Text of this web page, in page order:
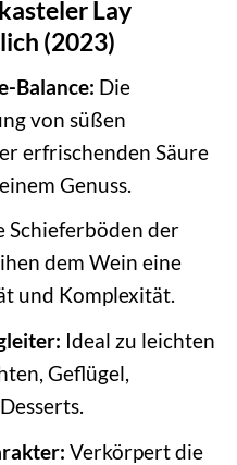
Lay
(2023)
Balance: Die
von süßen
erfrischenden Säure
Genuss.
Schieferböden der
dem Wein eine
und Komplexität.
Ideal zu leichten
Geflügel,
Verkörpert die